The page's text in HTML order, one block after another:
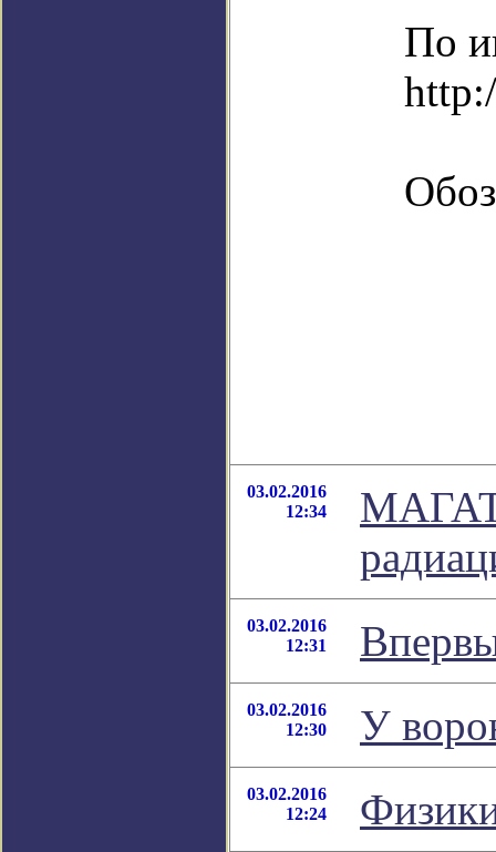
По
03.02.2016
12:34
03.02.2016
12:31
03.02.2016
12:30
У
03.02.2016
12:24